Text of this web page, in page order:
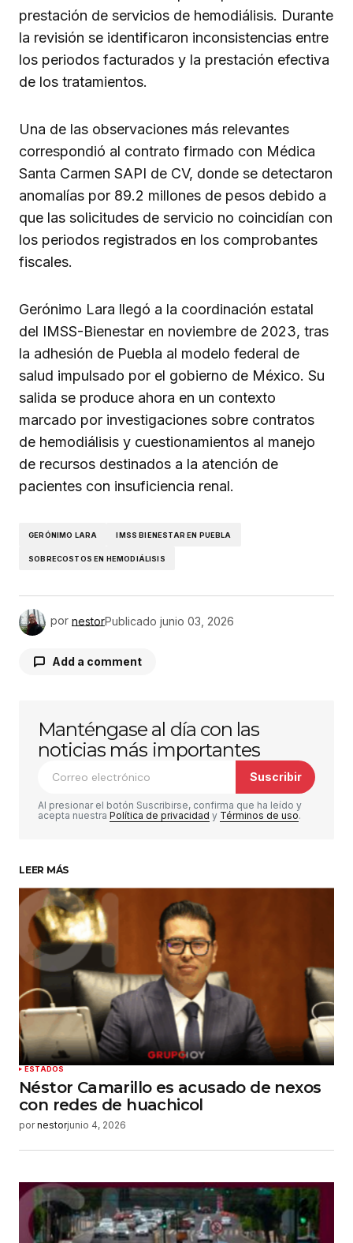
prestación de servicios de hemodiálisis. Durante
la revisión se identificaron inconsistencias entre
los periodos facturados y la prestación efectiva
de los tratamientos.
Una de las observaciones más relevantes
correspondió al contrato firmado con Médica
Santa Carmen SAPI de CV, donde se detectaron
anomalías por 89.2 millones de pesos debido a
que las solicitudes de servicio no coincidían con
los periodos registrados en los comprobantes
fiscales.
Gerónimo Lara llegó a la coordinación estatal
del IMSS-Bienestar en noviembre de 2023, tras
la adhesión de Puebla al modelo federal de
salud impulsado por el gobierno de México. Su
salida se produce ahora en un contexto
marcado por investigaciones sobre contratos
de hemodiálisis y cuestionamientos al manejo
de recursos destinados a la atención de
pacientes con insuficiencia renal.
GERÓNIMO LARA IMSS BIENESTAR EN PUEBLA
SOBRECOSTOS EN HEMODIÁLISIS
por nestorPublicado junio 03, 2026
Add a comment
Tu dirección de correo electrónico no será
publicada. Los campos obligatorios están
marcados con*
Comentario*
Su nombre
Tu correo electrónico*
Guardar mi nombre, correo electrónico y sitio
web en este navegador para la próxima vez que
haga un comentario.
Enviar comentario
Manténgase al día con las
noticias más importantes
Suscribir
Al presionar el botón Suscribirse, confirma que ha leído y
acepta nuestra Política de privacidad y Términos de uso.
LEER MÁS
ESTADOS
Néstor Camarillo es acusado de nexos
con redes de huachicol
por nestorjunio 4, 2026